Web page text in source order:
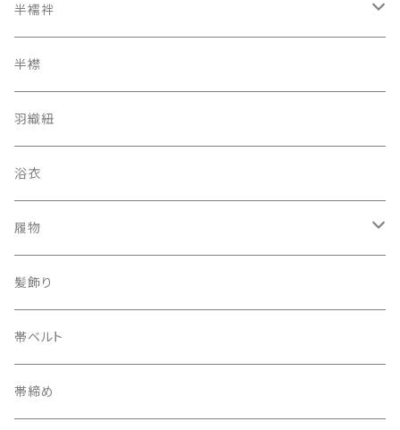
オリジナルキモノ
アンティーク レトロ
半襦袢
二部式長襦袢
半襟
羽織紐
浴衣
履物
下駄
髪飾り
帯ベルト
帯締め